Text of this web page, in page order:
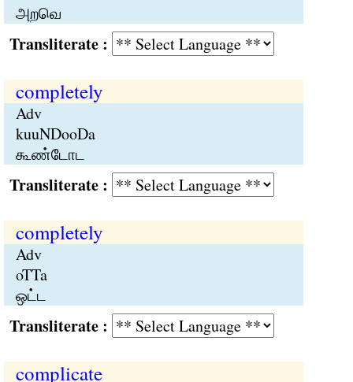
அறவெ
:
completely
Adv
kuuNDooDa
கூண்டோட
:
completely
Adv
oTTa
ஒட்ட
:
complicate